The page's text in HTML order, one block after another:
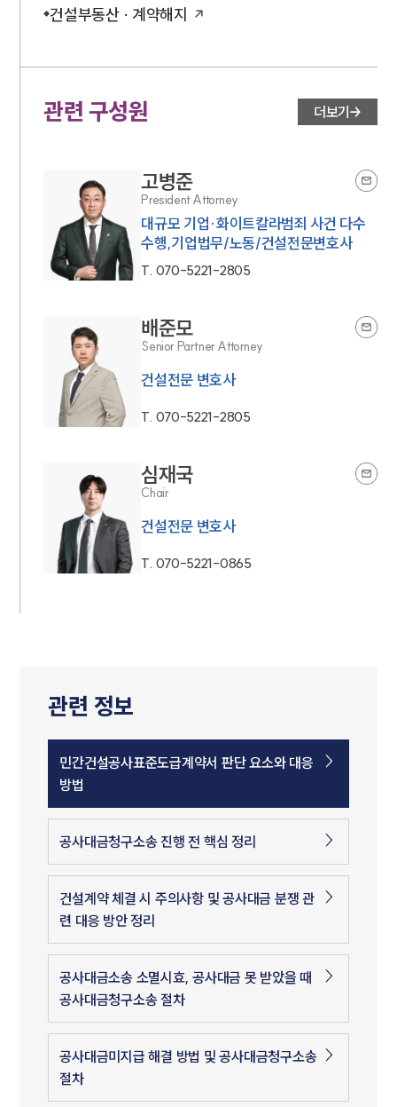
건설부동산 · 계약해지
관련 구성원 더보기
고병준
President Attorney
대규모 기업·화이트칼라범죄 사건 다수
수행,기업법무/노동/건설전문변호사
T. 070-5221-2805
배준모
Senior Partner Attorney
건설전문 변호사
T. 070-5221-2805
심재국
Chair
건설전문 변호사
T. 070-5221-0865
관련 정보
민간건설공사표준도급계약서 판단 요소와 대응
방법
공사대금청구소송 진행 전 핵심 정리
건설계약 체결 시 주의사항 및 공사대금 분쟁 관
련 대응 방안 정리
공사대금소송 소멸시효, 공사대금 못 받았을 때
공사대금청구소송 절차
공사대금미지급 해결 방법 및 공사대금청구소송
절차